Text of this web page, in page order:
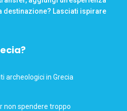
destinazione? Lasciati ispirare
archeologici in Grecia
non spendere troppo